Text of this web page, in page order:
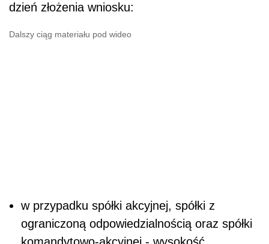
dzień złożenia wniosku:
Dalszy ciąg materiału pod wideo
w przypadku spółki akcyjnej, spółki z
ograniczoną odpowiedzialnością oraz spółki